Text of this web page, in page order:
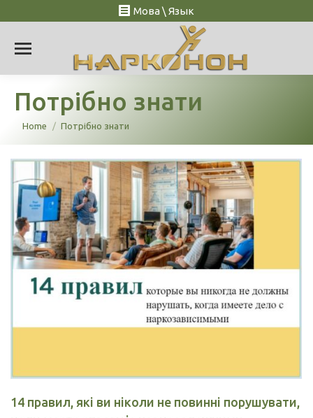
Мова \ Язык
Потрібно знати
You are here:
Home Потрібно знати
14 правил, які ви ніколи не повинні порушувати,